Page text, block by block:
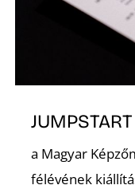
a Magyar
félévének